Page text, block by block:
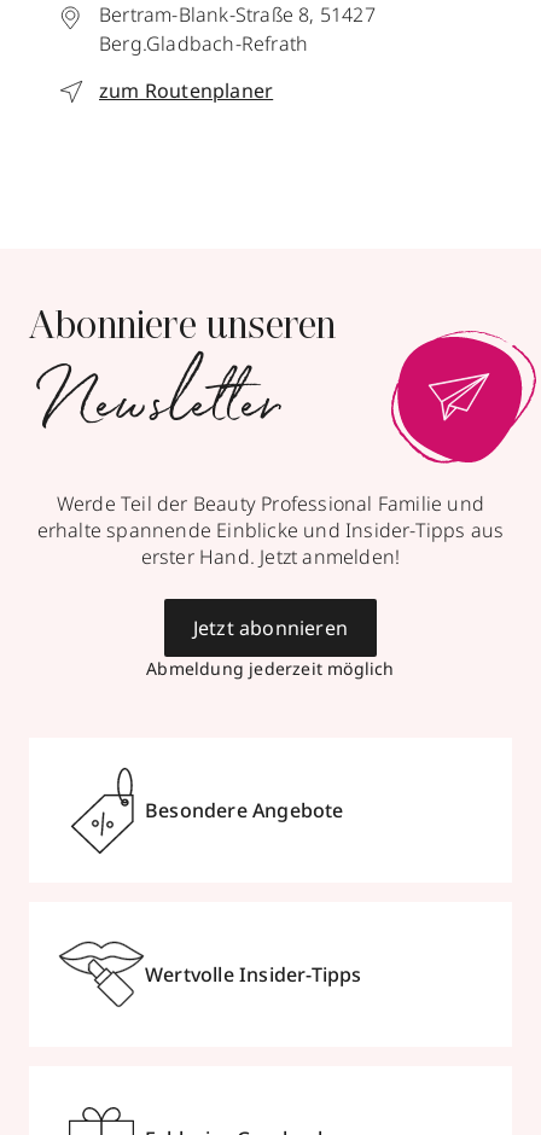
Bertram-Blank-Straße 8, 51427
Berg.Gladbach-Refrath
zum Routenplaner
Abonniere unseren
Newsletter
Werde Teil der Beauty Professional Familie und
erhalte spannende Einblicke und Insider-Tipps aus
erster Hand. Jetzt anmelden!
Abmeldung jederzeit möglich
Jetzt abonnieren
Besondere Angebote
Wertvolle Insider-Tipps